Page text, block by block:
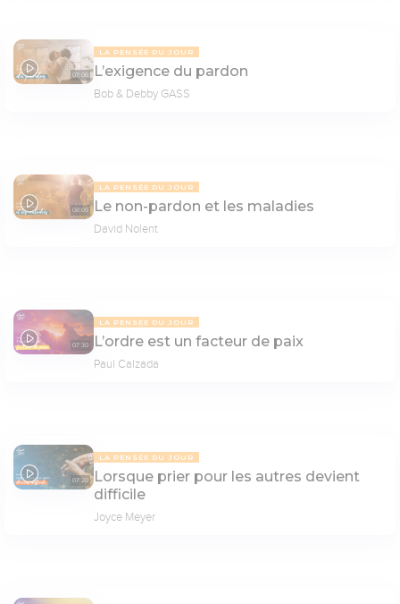
07:06
LA PENSÉE DU JOUR
L’exigence du pardon
Bob & Debby GASS
08:09
LA PENSÉE DU JOUR
Le non-pardon et les maladies
David Nolent
07:30
LA PENSÉE DU JOUR
L’ordre est un facteur de paix
Paul Calzada
07:20
LA PENSÉE DU JOUR
Lorsque prier pour les autres devient
difficile
Joyce Meyer